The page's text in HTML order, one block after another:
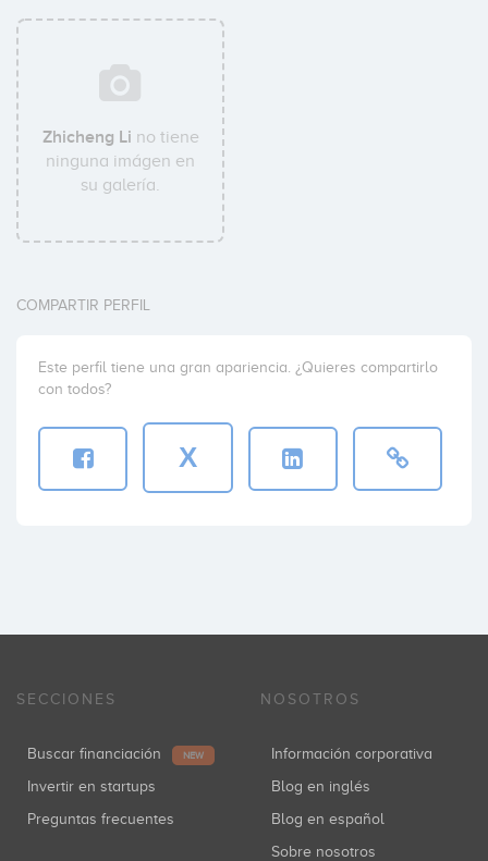
Zhicheng Li no tiene
ninguna imágen en
su galería.
COMPARTIR PERFIL
Este perfil tiene una gran apariencia. ¿Quieres compartirlo
con todos?
X
SECCIONES
Buscar financiación NEW
Invertir en startups
Preguntas frecuentes
NOSOTROS
Información corporativa
Blog en inglés
Blog en español
Sobre nosotros